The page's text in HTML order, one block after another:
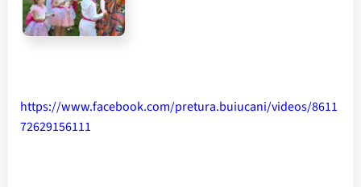
https://www.facebook.com/pretura.buiucani/videos/8611
72629156111